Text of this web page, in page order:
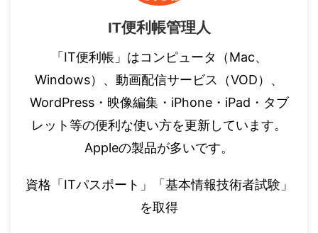
IT便利帳管理人
「IT便利帳」はコンピュータ（Mac、
Windows）、動画配信サービス（VOD）、
WordPress・映像編集・iPhone・iPad・タブ
レット等の便利な使い方を更新しています。
Appleの製品が多いです。
資格「ITパスポート」「基本情報技術者試験」
を取得